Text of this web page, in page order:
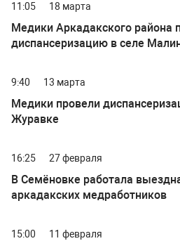
11:05 18 марта
Медики Аркадакского района
диспансеризацию в селе
9:40 13 марта
Медики провели
Журавке
16:25 27 февраля
В Семёновке работала
аркадакских медработников
15:00 11 февраля